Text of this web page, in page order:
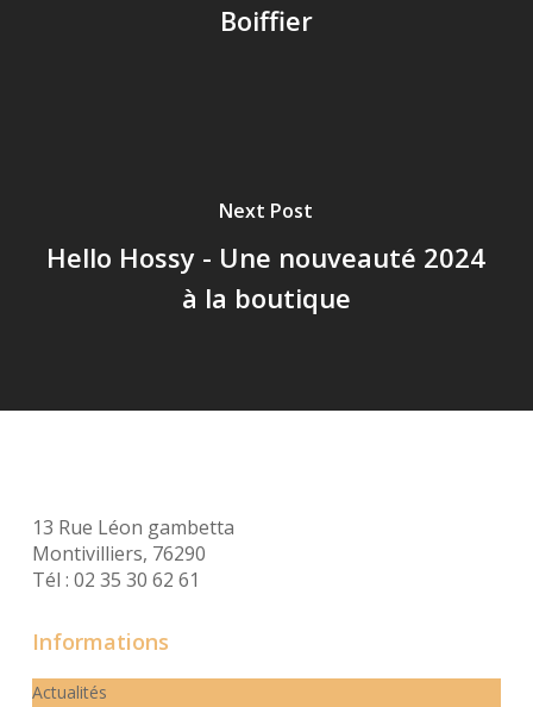
Boiffier
Next Post
Hello Hossy - Une nouveauté 2024
à la boutique
13 Rue Léon gambetta
Montivilliers, 76290
Tél : 02 35 30 62 61
Informations
Actualités